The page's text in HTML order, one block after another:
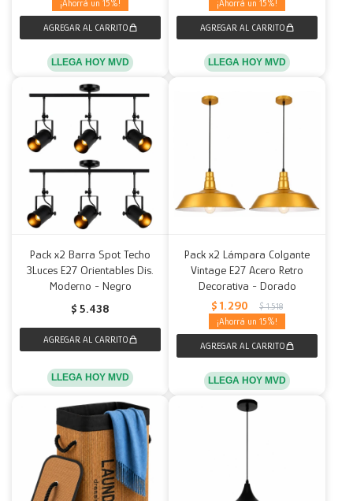
15
LLEGA HOY MVD
15
LLEGA HOY MVD
Pack x2 Barra Spot Techo
3Luces E27 Orientables Dis.
Moderno - Negro
$ 5.438
LLEGA HOY MVD
Pack x2 Lámpara Colgante
Vintage E27 Acero Retro
Decorativa - Dorado
$ 1.290 $ 1.518
15
LLEGA HOY MVD